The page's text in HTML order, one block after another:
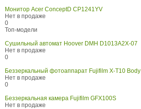
Монитор Acer ConceptD CP1241YV
Нет в продаже
0
Топ-модели
Сушильный автомат Hoover DMH D1013A2X-07
Нет в продаже
0
Беззеркальный фотоаппарат Fujifilm X-T10 Body
Нет в продаже
0
Беззеркальная камера Fujifilm GFX100S
Нет в продаже